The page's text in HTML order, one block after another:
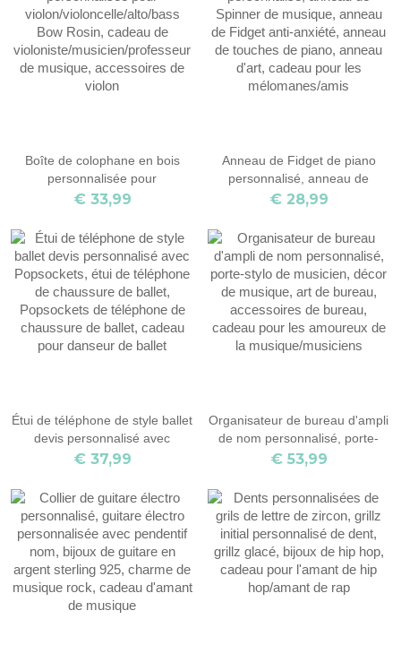
joueur de guitare/musicien
Boîte de colophane en bois
personnalisée pour
violon/violoncelle/alto/bass Bow
violoniste/musicien/professeur
de musique, accessoires de
violon
€ 33,99
Anneau de Fidget de piano
personnalisé, anneau de
Spinner de musique, anneau de
touches de piano, anneau d'art,
cadeau pour les
mélomanes/amis
€ 28,99
Étui de téléphone de style ballet
devis personnalisé avec
Popsockets, étui de téléphone
Popsockets de téléphone de
chaussure de ballet, cadeau
pour danseur de ballet
€ 37,99
Organisateur de bureau d'ampli
de nom personnalisé, porte-
stylo de musicien, décor de
accessoires de bureau, cadeau
pour les amoureux de la
musique/musiciens
€ 53,99